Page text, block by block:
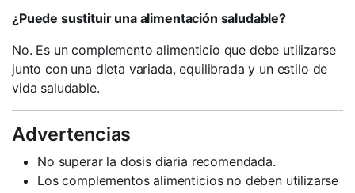
¿Puede sustituir una alimentación saludable?
No. Es un complemento alimenticio que debe utilizarse
junto con una dieta variada, equilibrada y un estilo de
vida saludable.
Advertencias
No superar la dosis diaria recomendada.
Los complementos alimenticios no deben utilizarse